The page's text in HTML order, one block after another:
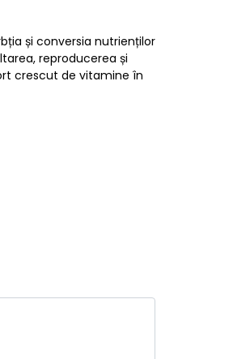
și conversia nutrienților
reproducerea și
crescut de vitamine în